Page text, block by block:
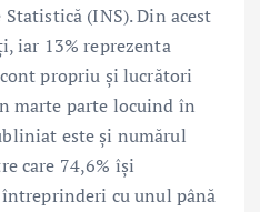
(INS). Din acest
iar 13% reprezenta
propriu și lucrători
marte parte locuind în
este și numărul
care 74,6% își
cu unul până